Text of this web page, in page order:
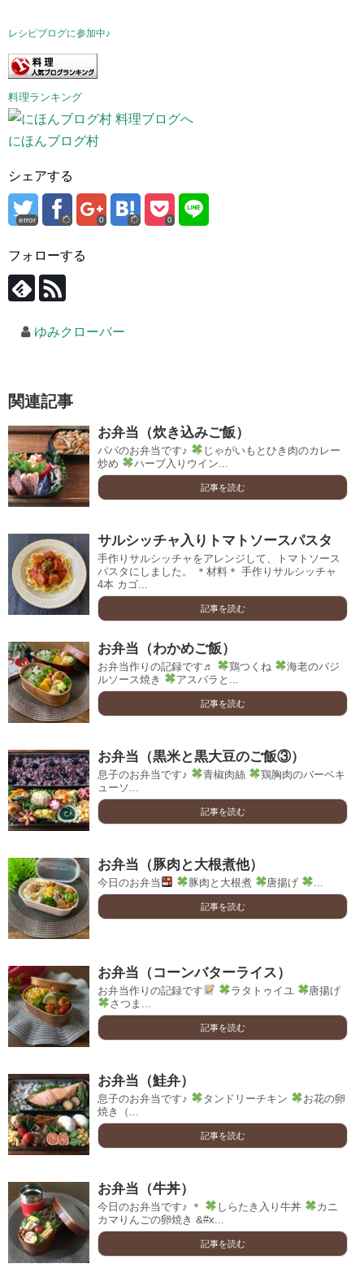
レシピブログに参加中♪
料理ランキング
にほんブログ村
シェアする
error 0 0
フォローする
ゆみクローバー
関連記事
お弁当（炊き込みご飯）
パパのお弁当です♪
じゃがいもとひき肉のカレー
炒め
ハーブ入りウイン...
記事を読む
サルシッチャ入りトマトソースパスタ
手作りサルシッチャをアレンジして、トマトソース
パスタにしました。 ＊材料＊ 手作りサルシッチャ
4本 カゴ...
記事を読む
お弁当（わかめご飯）
お弁当作りの記録です♬ 鶏つくね
海老のバジ
ルソース焼き
アスパラと...
記事を読む
お弁当（黒米と黒大豆のご飯③）
息子のお弁当です♪ 青椒肉絲
鶏胸肉のバーベキ
ューソ...
記事を読む
お弁当（豚肉と大根煮他）
今日のお弁当 豚肉と大根煮 唐揚げ ...
記事を読む
お弁当（コーンバターライス）
お弁当作りの記録です ラタトゥイユ
唐揚げ
さつま...
記事を読む
お弁当（鮭弁）
息子のお弁当です♪ タンドリーチキン
お花の卵
焼き（...
記事を読む
お弁当（牛丼）
今日のお弁当です♪ ＊ しらたき入り牛丼
カニ
カマりんごの卵焼き &#x...
記事を読む